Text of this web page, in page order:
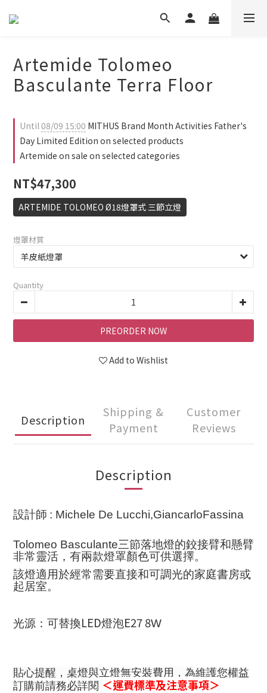
Artemide Tolomeo
Basculante Terra Floor
Until08/09 15:00 MITHUS Brand Month Activities Father's
Day Limited Edition on selected products
Artemide on sale on selected categories
NT$47,300
ARTEMIDE TOLOMEO Ø18燈罩式 三節立燈
燈罩材質
Quantity
PREORDER NOW
Add to Wishlist
Description
Shipping &
Payment
Customer
Reviews
Description
設計師 : Michele De Lucchi,GiancarloFassina
Tolomeo Basculante三節落地燈的鉸接臂和懸臂
非常靈活 ， 有兩款燈罩顏色可供選擇。
該燈適用於經常需要直接和可調光的家庭書房或
起居室。
光源：可替換LED燈泡E27 8W
貼心提醒，桌燈與立燈無安裝費用，為維護您權益
訂購前請務必詳閱 ＜運費標準及注意事項＞